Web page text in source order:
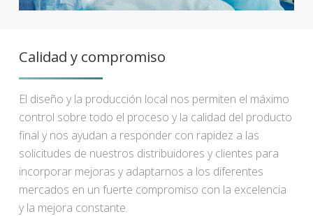
Calidad y compromiso
El diseño y la producción local nos permiten el máximo
control sobre todo el proceso y la calidad del producto
final y nos ayudan a responder con rapidez a las
solicitudes de nuestros distribuidores y clientes para
incorporar mejoras y adaptarnos a los diferentes
mercados en un fuerte compromiso con la excelencia
y la mejora constante.